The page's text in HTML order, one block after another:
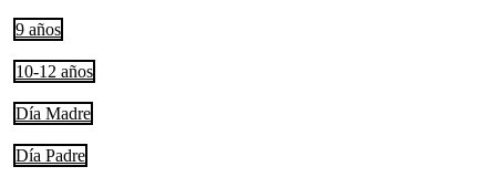
9 años
10-12 años
Día Madre
Día Padre